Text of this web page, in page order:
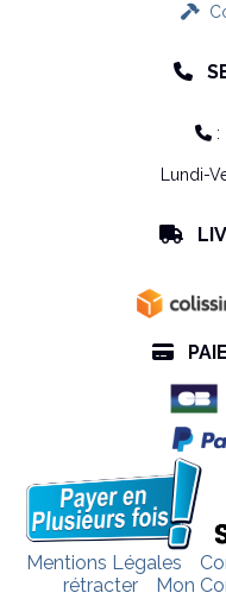


 :
Lundi-


Mentions Légales
rétracter
Mon